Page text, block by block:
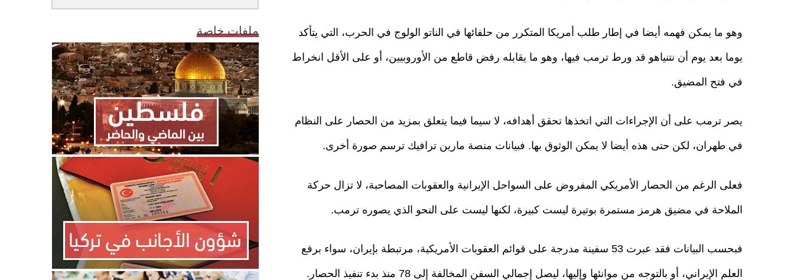
وهو ما يمكن فهمه أيضا في إطار طلب أمريكا المتكرر من حلفائها في الناتو الولوج في الحرب، التي يتأكد
يوما بعد يوم أن نتنياهو قد ورط ترمب فيها، وهو ما يقابله رفض قاطع من الأوروبيين، أو على الأقل انخراط
في فتح المضيق.
يصر ترمب على أن الإجراءات التي اتخذها تحقق أهدافه، لا سيما فيما يتعلق بمزيد من الحصار على النظام
في طهران، لكن حتى هذه أيضا لا يمكن الوثوق بها. فبيانات منصة مارين ترافيك ترسم صورة أخرى.
فعلى الرغم من الحصار الأمريكي المفروض على السواحل الإيرانية والعقوبات المصاحبة، لا تزال حركة
الملاحة في مضيق هرمز مستمرة بوتيرة ليست كبيرة، لكنها ليست على النحو الذي يصوره ترمب.
فبحسب البيانات فقد عبرت 53 سفينة مدرجة على قوائم العقوبات الأمريكية، مرتبطة بإيران، سواء برفع
العلم الإيراني، أو بالتوجه من موانئها وإليها، ليصل إجمالي السفن المخالفة إلى 78 منذ بدء تنفيذ الحصار.
ملفات خاصة